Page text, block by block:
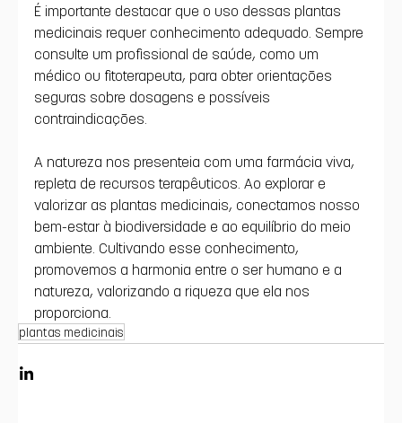
É importante destacar que o uso dessas plantas
medicinais requer conhecimento adequado. Sempre
consulte um profissional de saúde, como um
médico ou fitoterapeuta, para obter orientações
seguras sobre dosagens e possíveis
contraindicações.
A natureza nos presenteia com uma farmácia viva,
repleta de recursos terapêuticos. Ao explorar e
valorizar as plantas medicinais, conectamos nosso
bem-estar à biodiversidade e ao equilíbrio do meio
ambiente. Cultivando esse conhecimento,
promovemos a harmonia entre o ser humano e a
natureza, valorizando a riqueza que ela nos
proporciona.
plantas medicinais